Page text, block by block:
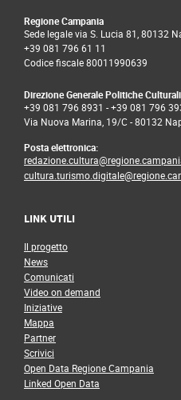
Regione Campania
Sede legale via S. Lucia 81, 80132
+39 081 796 61 11
Codice fiscale 80011990639
Direzione Generale Politiche
+39 081 796 8931 -+39 081 796
Via Nuova Marina, 19/C - 80132
Posta elettronica:
LINK UTILI
Il progetto
News
Comunicati
Video on demand
Iniziative
Mappa
Partner
Scrivici
Open Data Regione Campania
Linked Open Data